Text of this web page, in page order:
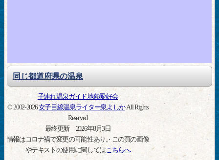
同じ都道府県の温泉